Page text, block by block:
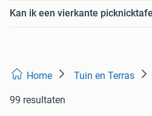
Kan ik een vierkante
Home Tuin en Terras
99 resultaten